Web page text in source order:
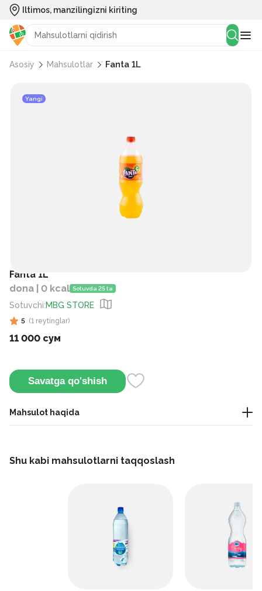
Iltimos, manzilingizni kiriting
Asosiy Mahsulotlar Fanta 1L
Yangi
Fanta 1L
dona | 0 kcal Sotuvda 25 ta
Sotuvchi:MBG STORE
5 (1 reytinglar)
11 000 сум
Savatga qo'shish
Mahsulot haqida
qo'shadi.
Shu kabi mahsulotlarni taqqoslash